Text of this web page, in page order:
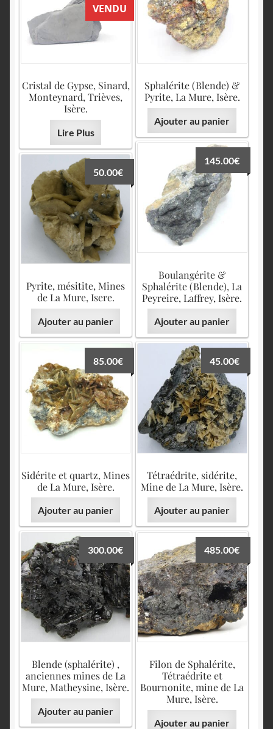
VENDU
Cristal de Gypse, Sinard,
Monteynard, Trièves,
Isère.
Lire Plus
Sphalérite (Blende) &
Pyrite, La Mure, Isère.
Ajouter au panier
Boulangérite &
Sphalérite (Blende), La
Peyreire, Laffrey, Isère.
145.00€
Ajouter au panier
Pyrite, mésitite, Mines
de La Mure, Isere.
50.00€
Ajouter au panier
Sidérite et quartz, Mines
de La Mure, Isère.
85.00€
Ajouter au panier
Tétraédrite, sidérite,
Mine de La Mure, Isère.
45.00€
Ajouter au panier
Blende (sphalérite) ,
anciennes mines de La
Mure, Matheysine, Isère.
300.00€
Ajouter au panier
Filon de Sphalérite,
Tétraédrite et
Bournonite, mine de La
Mure, Isère.
485.00€
Ajouter au panier